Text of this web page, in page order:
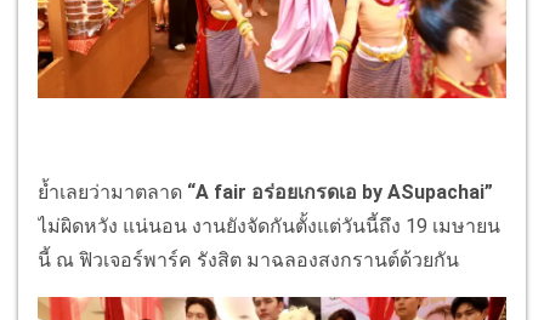
ย้ำเลยว่ามาตลาด “A fair อร่อยเกรดเอ by ASupachai”
ไม่ผิดหวัง แน่นอน งานยังจัดกันตั้งแต่วันนี้ถึง 19 เมษายน
นี้ ณ ฟิวเจอร์พาร์ค รังสิต มาฉลองสงกรานต์ด้วยกัน